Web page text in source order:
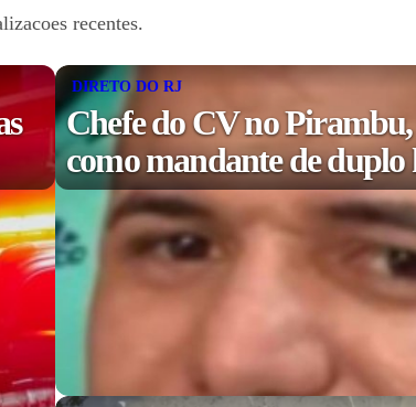
recentes.
DIRETO DO RJ
Chefe do CV no
como mandante de